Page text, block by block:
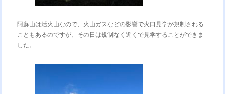
阿蘇山は活火山なので、火山ガスなどの影響で火口見学が規制される
こともあるのですが、その日は規制なく近くで見学することができま
した。